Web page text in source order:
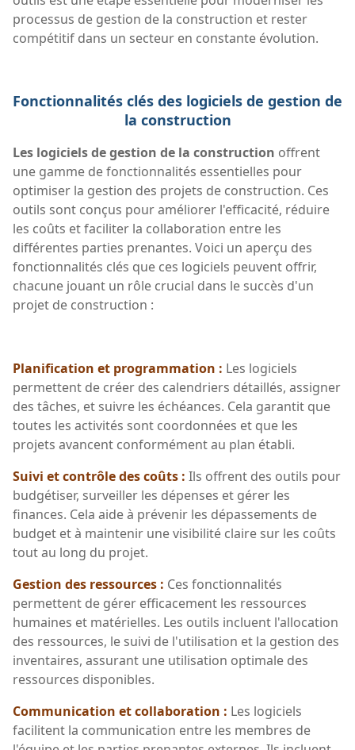
processus de gestion de la construction et rester
compétitif dans un secteur en constante évolution.
Fonctionnalités clés des logiciels de gestion de
la construction
Les logiciels de gestion de la construction offrent
une gamme de fonctionnalités essentielles pour
optimiser la gestion des projets de construction. Ces
outils sont conçus pour améliorer l'efficacité, réduire
les coûts et faciliter la collaboration entre les
différentes parties prenantes. Voici un aperçu des
fonctionnalités clés que ces logiciels peuvent offrir,
chacune jouant un rôle crucial dans le succès d'un
projet de construction :
Planification et programmation : Les logiciels
permettent de créer des calendriers détaillés, assigner
des tâches, et suivre les échéances. Cela garantit que
toutes les activités sont coordonnées et que les
projets avancent conformément au plan établi.
Suivi et contrôle des coûts : Ils offrent des outils pour
budgétiser, surveiller les dépenses et gérer les
finances. Cela aide à prévenir les dépassements de
budget et à maintenir une visibilité claire sur les coûts
tout au long du projet.
Gestion des ressources : Ces fonctionnalités
permettent de gérer efficacement les ressources
humaines et matérielles. Les outils incluent l'allocation
des ressources, le suivi de l'utilisation et la gestion des
inventaires, assurant une utilisation optimale des
ressources disponibles.
Communication et collaboration : Les logiciels
facilitent la communication entre les membres de